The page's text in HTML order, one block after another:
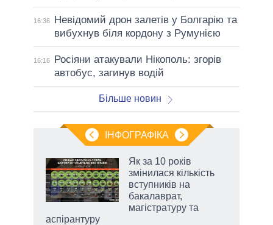
16:36
Невідомий дрон залетів у Болгарію та
вибухнув біля кордону з Румунією
16:16
Росіяни атакували Нікополь: згорів
автобус, загинув водій
Більше новин
ІНФОГРАФІКА
Як за 10 років
змінилася кількість
вступників на
бакалаврат,
магістратуру та
аспірантуру